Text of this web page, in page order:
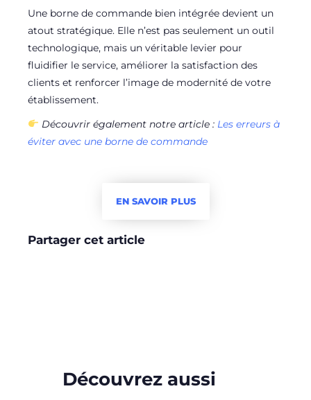
Une borne de commande bien intégrée devient un
atout stratégique. Elle n’est pas seulement un outil
technologique, mais un véritable levier pour
fluidifier le service, améliorer la satisfaction des
clients et renforcer l’image de modernité de votre
établissement.
Découvrir également notre article : Les erreurs à
éviter avec une borne de commande
EN SAVOIR PLUS
Partager cet article
Découvrez aussi